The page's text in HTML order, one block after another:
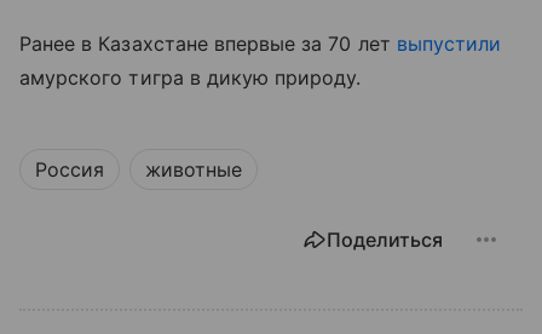
Ранее в Казахстане впервые за 70 лет выпустили
амурского тигра в дикую природу.
Россия животные
Поделиться